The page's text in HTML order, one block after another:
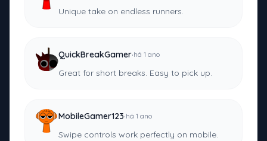
Unique take on endless runners.
QuickBreakGamer·há 1 ano
Great for short breaks. Easy to pick up.
MobileGamer123·há 1 ano
Swipe controls work perfectly on mobile.